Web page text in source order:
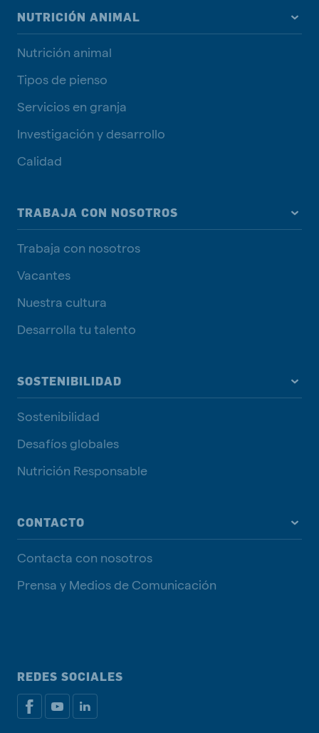
NUTRICIÓN ANIMAL
Nutrición animal
Tipos de pienso
Servicios en granja
Investigación y desarrollo
Calidad
TRABAJA CON NOSOTROS
Trabaja con nosotros
Vacantes
Nuestra cultura
Desarrolla tu talento
SOSTENIBILIDAD
Sostenibilidad
Desafíos globales
Nutrición Responsable
CONTACTO
Contacta con nosotros
Prensa y Medios de Comunicación
REDES SOCIALES